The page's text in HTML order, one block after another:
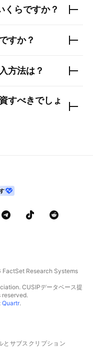
くらですか？
すか？
方法は？
すべきでしょ
Research Systems
CUSIPデータベース提
reserved.
Quartr.
とサブスクリプション